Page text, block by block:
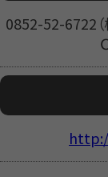
0852-52-6722